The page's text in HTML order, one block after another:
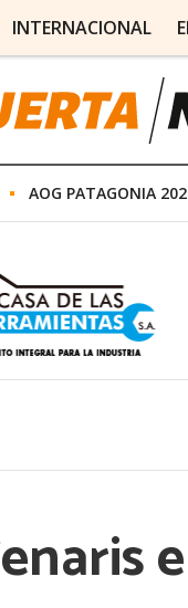
INTERNACIONAL
AOG PATAGONIA